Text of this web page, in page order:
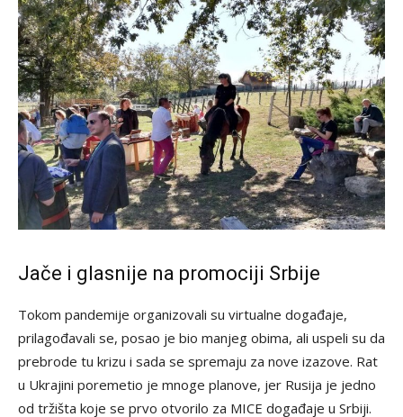
Jače i glasnije na promociji Srbije
Tokom pandemije organizovali su virtualne događaje,
prilagođavali se, posao je bio manjeg obima, ali uspeli su da
prebrode tu krizu i sada se spremaju za nove izazove. Rat
u Ukrajini poremetio je mnoge planove, jer Rusija je jedno
od tržišta koje se prvo otvorilo za MICE događaje u Srbiji.